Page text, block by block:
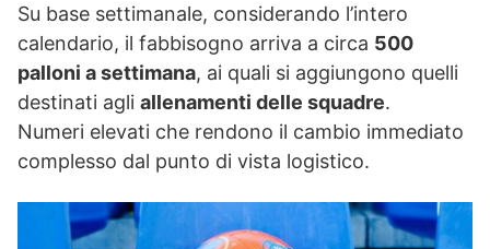
Su base settimanale, considerando l’intero
calendario, il fabbisogno arriva a circa 500
palloni a settimana, ai quali si aggiungono quelli
destinati agli allenamenti delle squadre.
Numeri elevati che rendono il cambio immediato
complesso dal punto di vista logistico.